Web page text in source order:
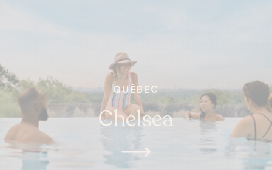
ONTARIO
Whitby
QUÉBEC
Chelsea